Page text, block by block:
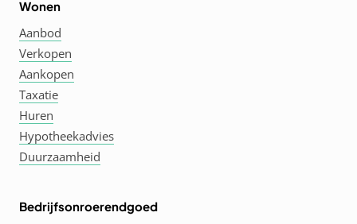
Wonen
Aanbod
Verkopen
Aankopen
Taxatie
Huren
Hypotheekadvies
Duurzaamheid
Bedrijfsonroerendgoed